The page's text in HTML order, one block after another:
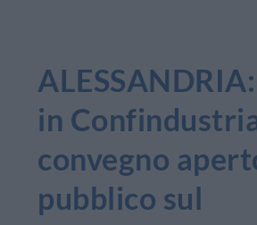
in
convegno
pubblico sul